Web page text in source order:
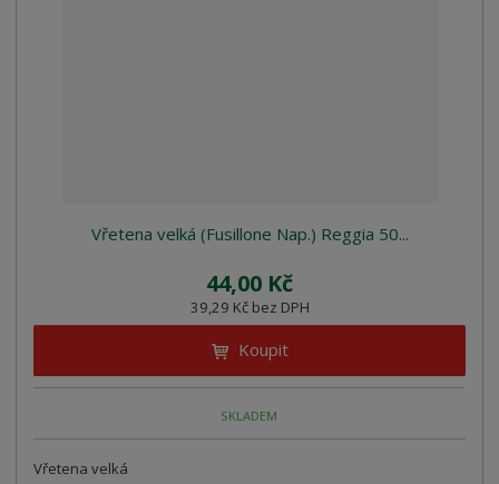
Vřetena velká (Fusillone Nap.) Reggia 50...
44,00 Kč
39,29 Kč bez DPH
Koupit
SKLADEM
Vřetena velká